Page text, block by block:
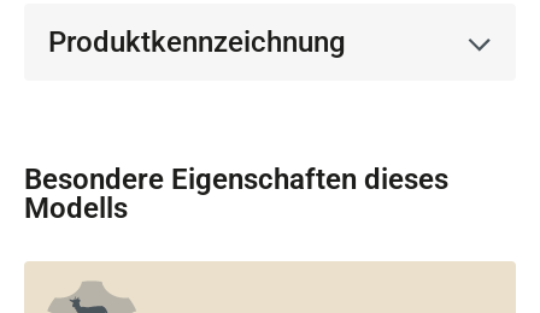
Produktkennzeichnung
Besondere Eigenschaften dieses
Modells